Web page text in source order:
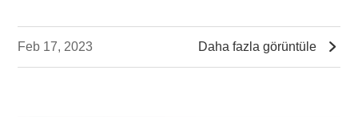
Feb 17, 2023 Daha fazla görüntüle 